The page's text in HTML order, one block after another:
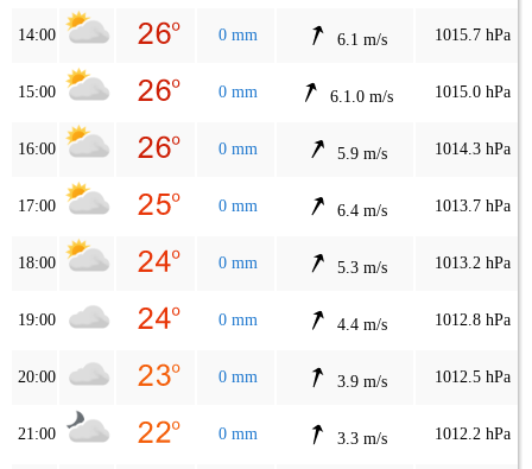
14:00 0 mm 6.1 m/s 1015.7 hPa
15:00 0 mm 6.1.0 m/s 1015.0 hPa
16:00 0 mm 5.9 m/s 1014.3 hPa
17:00 0 mm 6.4 m/s 1013.7 hPa
18:00 0 mm 5.3 m/s 1013.2 hPa
19:00 0 mm 4.4 m/s 1012.8 hPa
20:00 0 mm 3.9 m/s 1012.5 hPa
21:00 0 mm 3.3 m/s 1012.2 hPa